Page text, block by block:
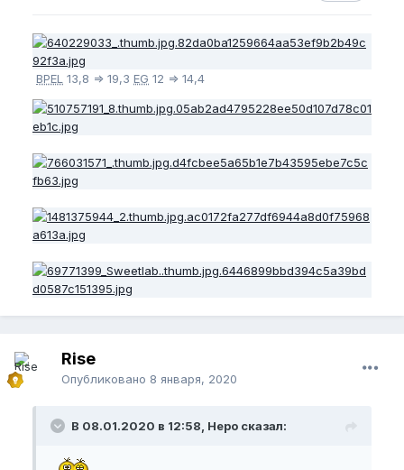
BPEL 13,8 => 19,3 EG 12 => 14,4
Rise
Опубликовано 8 января, 2020
В 08.01.2020 в 12:58, Неро сказал: